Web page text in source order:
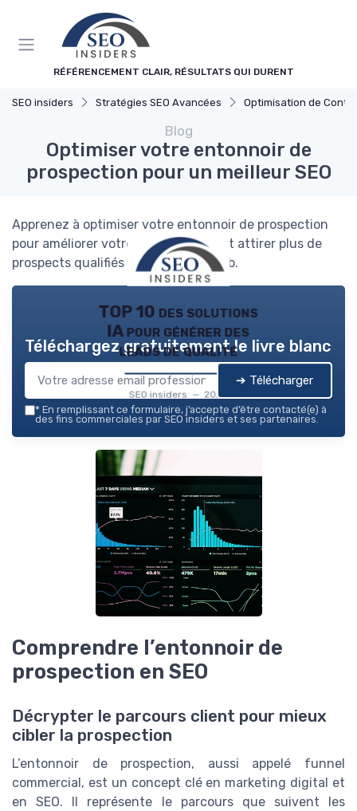
RÉFÉRENCEMENT CLAIR, RÉSULTATS QUI DURENT
SEO insiders Stratégies SEO Avancées Optimisation de
Blog
Optimiser votre entonnoir de
prospection pour un meilleur SEO
Apprenez à optimiser votre entonnoir de prospection
pour améliorer votre stratégie SEO et attirer plus de
prospects qualifiés sur votre site web.
TOP 10 des solutions
IA pour générer des
leads de qualité
SEO insiders — 2026
Téléchargez gratuitement le livre blanc
➔ Télécharger
* En remplissant ce formulaire, j’accepte d’être contacté(e) à
des fins commerciales par SEO insiders et ses partenaires.
Comprendre l’entonnoir de
prospection en SEO
Décrypter le parcours client pour mieux
cibler la prospection
L’entonnoir de prospection, aussi appelé funnel
commercial, est un concept clé en marketing digital et
en SEO. Il représente le parcours que suivent les
Panneau de gestion des cookies